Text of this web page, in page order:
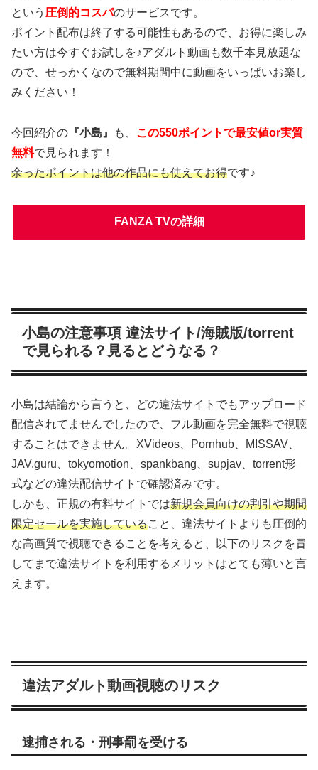
という 圧倒的コスパのサービスです。
ポイント配布は終了する可能性もあるので、お得に楽しみ
たい方は今すぐお試しを♪アダルト動画も数千本見放題な
ので、せっかくなので無料期間中に動画をいっぱいお楽し
みください！
今回紹介の 『小島』 も、 この550ポイントで最安値or実質
無料で見られます！
余ったポイントは他の作品にも使えてお得です♪
FANZA TVの詳細
小島の注意事項 違法サイト/海賊版/torrent
で見られる？見るとどうなる？
小島は結論から言うと、どの違法サイトでもアップロード
配信されてませんでしたので、フル動画を完全無料で視聴
することはできません。XVideos、Pornhub、MISSAV、
JAV.guru、tokyomotion、spankbang、supjav、torrent形
式などの違法配信サイトで確認済みです。
しかも、正規の有料サイトでは新規会員向けの割引や期間
限定セールを実施していること、違法サイトよりも圧倒的
な高画質で視聴できることを考えると、以下のリスクを冒
してまで違法サイトを利用するメリットはとても薄いと言
えます。
違法アダルト動画視聴のリスク
逮捕される・刑事罰を受ける